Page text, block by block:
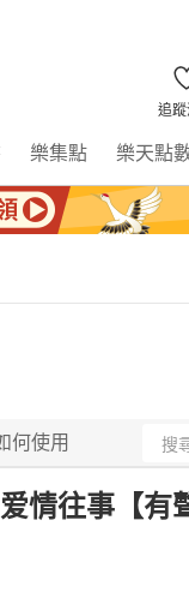
追
樂集點 樂天點
何使用
情往事【有